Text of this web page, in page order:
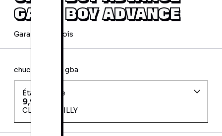
GAME BOY ADVANCE
Garantie 24 mois
chuchu rocket gba
État d'usage
9,99 €
CLAYE SOUILLY